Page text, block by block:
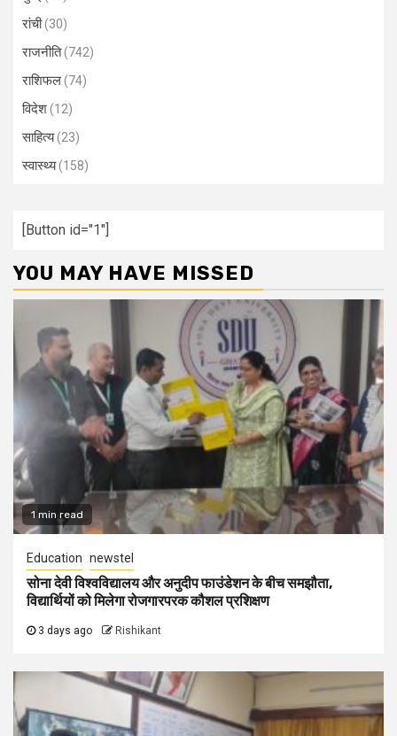
रांची(30)
राजनीति(742)
राशिफल(74)
विदेश(12)
साहित्य(23)
स्वास्थ्य(158)
[Button id="1"]
YOU MAY HAVE MISSED
1 min read
Education newstel
सोना देवी विश्वविद्यालय और अनुदीप फाउंडेशन के बीच समझौता,
विद्यार्थियों को मिलेगा रोजगारपरक कौशल प्रशिक्षण
3 days ago Rishikant